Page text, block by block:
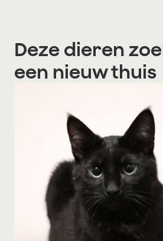
Deze dieren
een nieuw thuis